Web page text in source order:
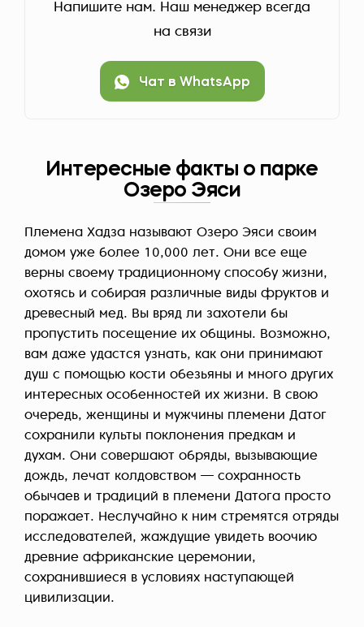
Напишите нам. Наш менеджер всегда
на связи
Чат в WhatsApp
Интересные факты о парке
Озеро Эяси
Племена Хадза называют Озеро Эяси своим
домом уже более 10,000 лет. Они все еще
верны своему традиционному способу жизни,
охотясь и собирая различные виды фруктов и
древесный мед. Вы вряд ли захотели бы
пропустить посещение их общины. Возможно,
вам даже удастся узнать, как они принимают
душ с помощью кости обезьяны и много других
интересных особенностей их жизни. В свою
очередь, женщины и мужчины племени Датог
сохранили культы поклонения предкам и
духам. Они совершают обряды, вызывающие
дождь, лечат колдовством — сохранность
обычаев и традиций в племени Датога просто
поражает. Неслучайно к ним стремятся отряды
исследователей, жаждущие увидеть воочию
древние африканские церемонии,
сохранившиеся в условиях наступающей
цивилизации.